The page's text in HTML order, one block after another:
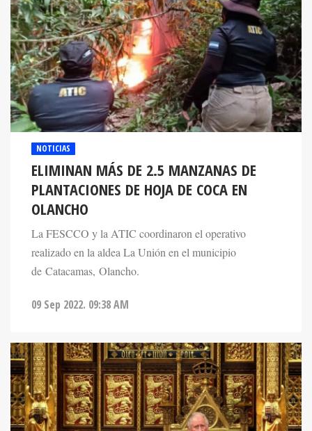
NOTICIAS
ELIMINAN MÁS DE 2.5 MANZANAS DE
PLANTACIONES DE HOJA DE COCA EN
OLANCHO
La FESCCO y la ATIC coordinaron el operativo
realizado en la aldea La Unión en el municipio
de Catacamas, Olancho.
09 Sep 2022. 09:38 AM